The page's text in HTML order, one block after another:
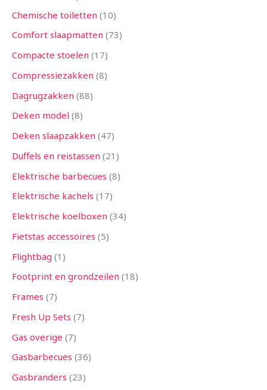
Chemische toiletten 10
Comfort slaapmatten 73
Compacte stoelen 17
Compressiezakken 8
Dagrugzakken 88
Deken model 8
Deken slaapzakken 47
Duffels en reistassen 21
Elektrische barbecues 8
Elektrische kachels 17
Elektrische koelboxen 34
Fietstas accessoires 5
Flightbag 1
Footprint en grondzeilen 18
Frames 7
Fresh Up Sets 7
Gas overige 7
Gasbarbecues 36
Gasbranders 23